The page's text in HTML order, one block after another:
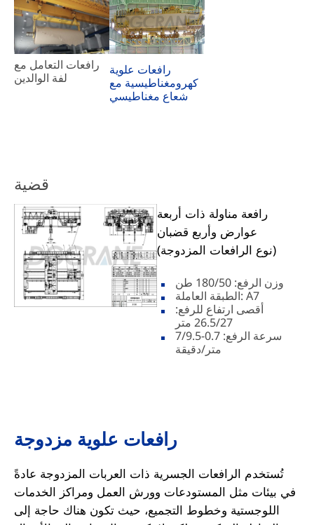
رافعات التعامل مع
لفة الوالدين
رافعات علوية
كهرومغناطيسية مع
شعاع مغناطيسي
قضية
رافعة مناولة ذات أربعة
عوارض وأربع قضبان
(نوع الرافعات المزدوجة)
وزن الرفع: 180/50 طن
الطبقة العاملة: A7
أقصى ارتفاع للرفع:
26.5/27 متر
سرعة الرفع: 0.7-7/9.5
متر/دقيقة
رافعات علوية مزدوجة
تُستخدم الرافعات الجسرية ذات العربات المزدوجة عادةً
في بيئات مثل المستودعات وورش العمل ومراكز الخدمات
اللوجستية وخطوط التجميع، حيث تكون هناك حاجة إلى